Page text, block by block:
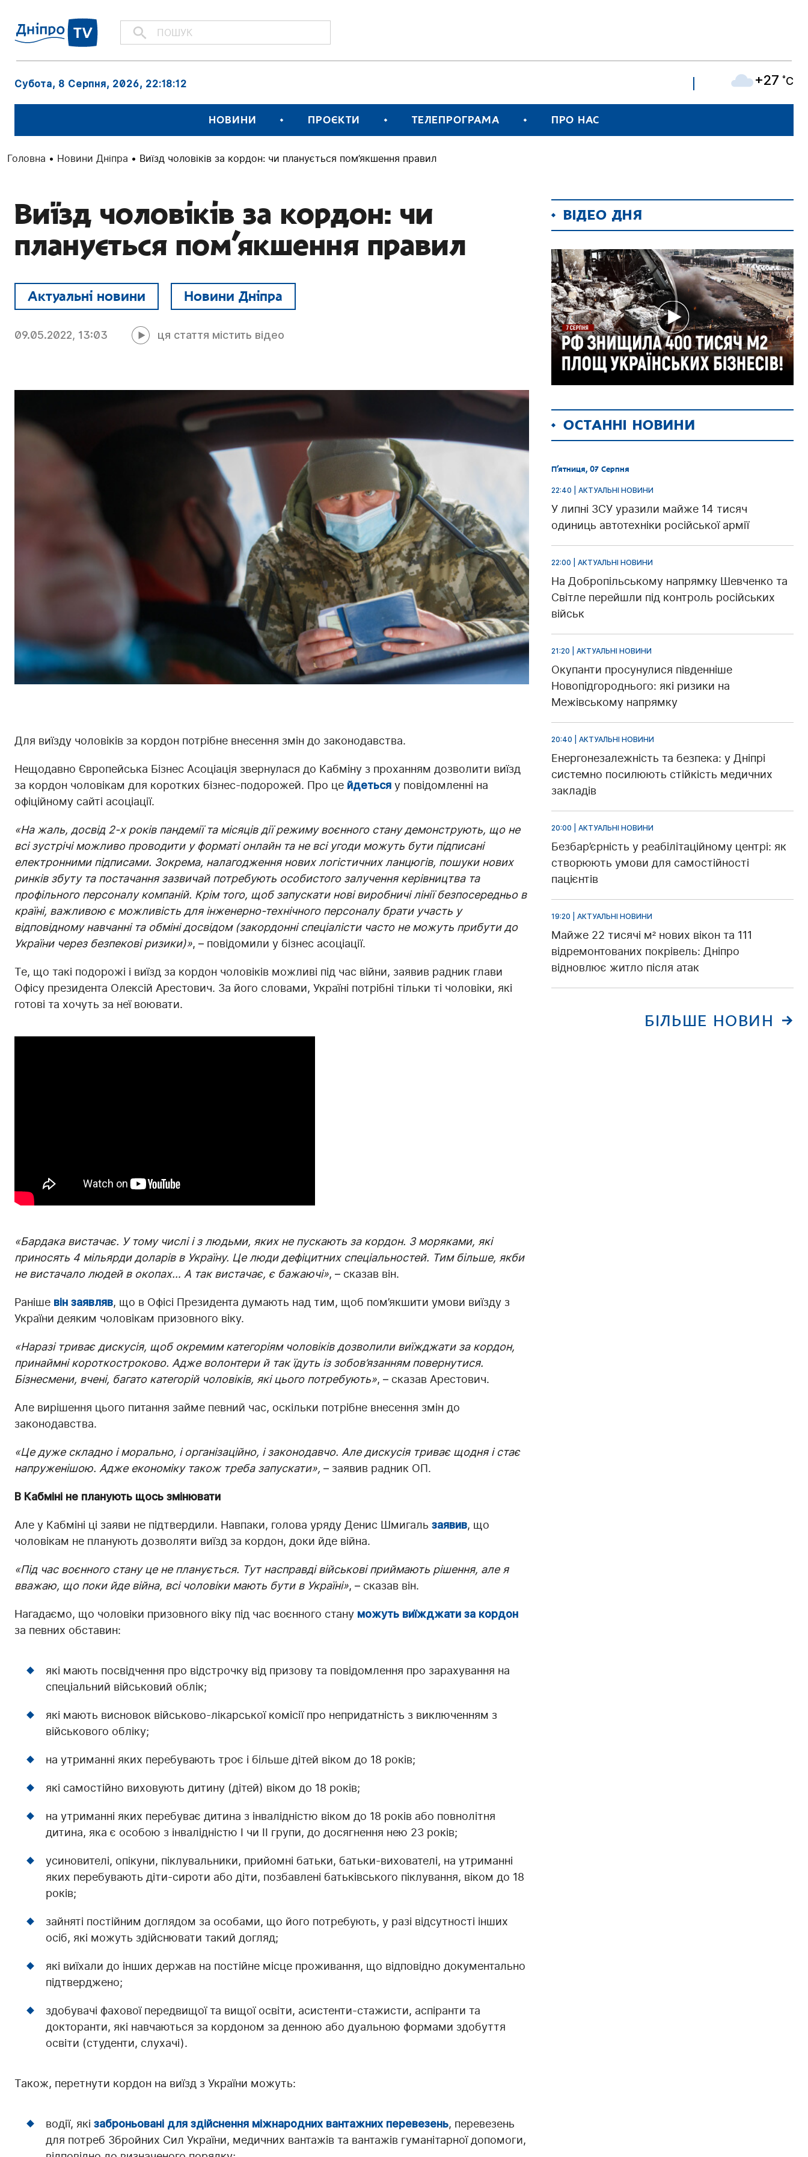
Субота, 8 Серпня, 2026, 22:18:13 +27 ˚C
НОВИНИ ПРОЄКТИ ТЕЛЕПРОГРАМА ПРО НАС
Головна • Новини Дніпра • Виїзд чоловіків за кордон: чи планується пом’якшення правил
Виїзд чоловіків за кордон: чи
планується пом’якшення правил
Актуальні новини Новини Дніпра
09.05.2022, 13:03 ця стаття містить відео
Для виїзду чоловіків за кордон потрібне внесення змін до законодавства.
Нещодавно Європейська Бізнес Асоціація звернулася до Кабміну з проханням дозволити виїзд
за кордон чоловікам для коротких бізнес-подорожей. Про це йдеться у повідомленні на
офіційному сайті асоціації.
«На жаль, досвід 2-х років пандемії та місяців дії режиму воєнного стану демонструють, що не
всі зустрічі можливо проводити у форматі онлайн та не всі угоди можуть бути підписані
електронними підписами. Зокрема, налагодження нових логістичних ланцюгів, пошуки нових
ринків збуту та постачання зазвичай потребують особистого залучення керівництва та
профільного персоналу компаній. Крім того, щоб запускати нові виробничі лінії безпосередньо в
країні, важливою є можливість для інженерно-технічного персоналу брати участь у
відповідному навчанні та обміні досвідом (закордонні спеціалісти часто не можуть прибути до
України через безпекові ризики)», – повідомили у бізнес асоціації.
Те, що такі подорожі і виїзд за кордон чоловіків можливі під час війни, заявив радник глави
Офісу президента Олексій Арестович. За його словами, Україні потрібні тільки ті чоловіки, які
готові та хочуть за неї воювати.
«Бардака вистачає. У тому числі і з людьми, яких не пускають за кордон. З моряками, які
приносять 4 мільярди доларів в Україну. Це люди дефіцитних спеціальностей. Тим більше, якби
не вистачало людей в окопах… А так вистачає, є бажаючі», – сказав він.
Раніше він заявляв, що в Офісі Президента думають над тим, щоб пом’якшити умови виїзду з
України деяким чоловікам призовного віку.
«Наразі триває дискусія, щоб окремим категоріям чоловіків дозволили виїжджати за кордон,
принаймні короткостроково. Адже волонтери й так їдуть із зобов’язанням повернутися.
Бізнесмени, вчені, багато категорій чоловіків, які цього потребують», – сказав Арестович.
Але вирішення цього питання займе певний час, оскільки потрібне внесення змін до
законодавства.
«Це дуже складно і морально, і організаційно, і законодавчо. Але дискусія триває щодня і стає
напруженішою. ​​Адже економіку також треба запускати», – заявив радник ОП.
В Кабміні не планують щось змінювати
Але у Кабміні ці заяви не підтвердили. Навпаки, голова уряду Денис Шмигаль заявив, що
чоловікам не планують дозволяти виїзд за кордон, доки йде війна.
«Під час воєнного стану це не планується. Тут насправді військові приймають рішення, але я
вважаю, що поки йде війна, всі чоловіки мають бути в Україні», – сказав він.
Нагадаємо, що чоловіки призовного віку під час воєнного стану можуть виїжджати за кордон
за певних обставин:
які мають посвідчення про відстрочку від призову та повідомлення про зарахування на
спеціальний військовий облік;
які мають висновок військово-лікарської комісії про непридатність з виключенням з
військового обліку;
на утриманні яких перебувають троє і більше дітей віком до 18 років;
які самостійно виховують дитину (дітей) віком до 18 років;
на утриманні яких перебуває дитина з інвалідністю віком до 18 років або повнолітня
дитина, яка є особою з інвалідністю І чи ІІ групи, до досягнення нею 23 років;
усиновителі, опікуни, піклувальники, прийомні батьки, батьки-вихователі, на утриманні
яких перебувають діти-сироти або діти, позбавлені батьківського піклування, віком до 18
років;
зайняті постійним доглядом за особами, що його потребують, у разі відсутності інших
осіб, які можуть здійснювати такий догляд;
які виїхали до інших держав на постійне місце проживання, що відповідно документально
підтверджено;
здобувачі фахової передвищої та вищої освіти, асистенти-стажисти, аспіранти та
докторанти, які навчаються за кордоном за денною або дуальною формами здобуття
освіти (студенти, слухачі).
Також, перетнути кордон на виїзд з України можуть:
водії, які заброньовані для здійснення міжнародних вантажних перевезень, перевезень
для потреб Збройних Сил України, медичних вантажів та вантажів гуманітарної допомоги,
ВІДЕО ДНЯ
ОСТАННІ НОВИНИ
П’ятниця, 07 Серпня
22:40 | АКТУАЛЬНІ НОВИНИ
У липні ЗСУ уразили майже 14 тисяч
одиниць автотехніки російської армії
22:00 | АКТУАЛЬНІ НОВИНИ
На Добропільському напрямку Шевченко та
Світле перейшли під контроль російських
військ
21:20 | АКТУАЛЬНІ НОВИНИ
Окупанти просунулися південніше
Новопідгороднього: які ризики на
Межівському напрямку
20:40 | АКТУАЛЬНІ НОВИНИ
Енергонезалежність та безпека: у Дніпрі
системно посилюють стійкість медичних
закладів
20:00 | АКТУАЛЬНІ НОВИНИ
Безбар’єрність у реабілітаційному центрі: як
створюють умови для самостійності
пацієнтів
19:20 | АКТУАЛЬНІ НОВИНИ
Майже 22 тисячі м² нових вікон та 111
відремонтованих покрівель: Дніпро
відновлює житло після атак
БІЛЬШЕ НОВИН